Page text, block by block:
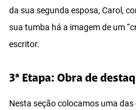
da sua segunda esposa, Carol,
sua tumba há a imagem de um
escritor.
3ª Etapa: Obra de
Nesta seção colocamos uma